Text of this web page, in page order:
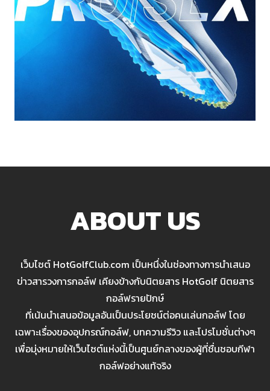
ABOUT US
เว็บไซต์ HotGolfClub.com เป็นหนึ่งในช่องทางการนำเสนอ
ข่าวสารวงการกอล์ฟ เคียงข้างกับนิตยสาร HotGolf นิตยสาร
กอล์ฟรายปักษ์
ที่เน้นนำเสนอข้อมูลอันเป็นประโยชน์ต่อคนเล่นกอล์ฟ โดย
เฉพาะเรื่องของอุปกรณ์กอล์ฟ, บทความรีวิว และโปรโมชั่นต่างๆ
เพื่อมุ่งหมายให้เว็บไซต์แห่งนี้เป็นศูนย์กลางของผู้ที่ชื่นชอบกีฬา
กอล์ฟอย่างแท้จริง